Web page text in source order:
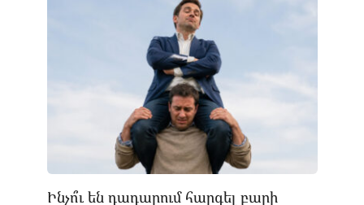
Ինչո՞ւ են դադարում հարգել բարի